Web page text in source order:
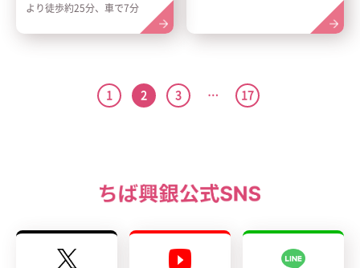
より徒歩約25分、車で7分
1 2 3 … 17